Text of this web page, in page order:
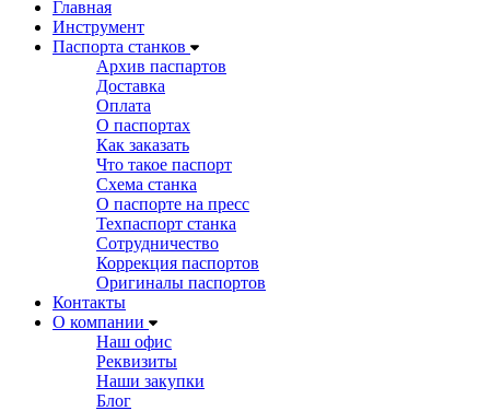
Главная
Инструмент
Паспорта станков
Архив паспартов
Доставка
Оплата
О паспортах
Как заказать
Что такое паспорт
Схема станка
О паспорте на пресс
Техпаспорт станка
Сотрудничество
Коррекция паспортов
Оригиналы паспортов
Контакты
О компании
Наш офис
Реквизиты
Наши закупки
Блог